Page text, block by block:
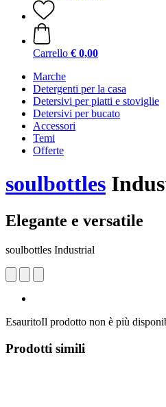
Carrello € 0,00
Marche
Detergenti per la casa
Detersivi per piatti e stoviglie
Detersivi per bucato
Accessori
Temi
Offerte
soulbottles
Elegante e versatile
soulbottles Industrial
EsauritoIl prodotto non è più
Prodotti simili